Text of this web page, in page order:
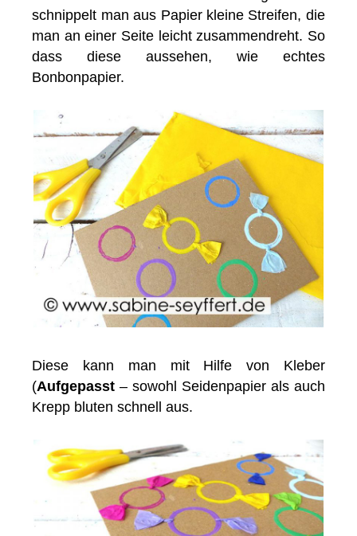
schnippelt man aus Papier kleine Streifen, die
man an einer Seite leicht zusammendreht. So
dass diese aussehen, wie echtes
Bonbonpapier.
Diese kann man mit Hilfe von Kleber
(Aufgepasst – sowohl Seidenpapier als auch
Krepp bluten schnell aus.